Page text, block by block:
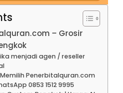
– Grosir
menjadi agen / reseller
Penerbitalquran.com
0853 1512 9995